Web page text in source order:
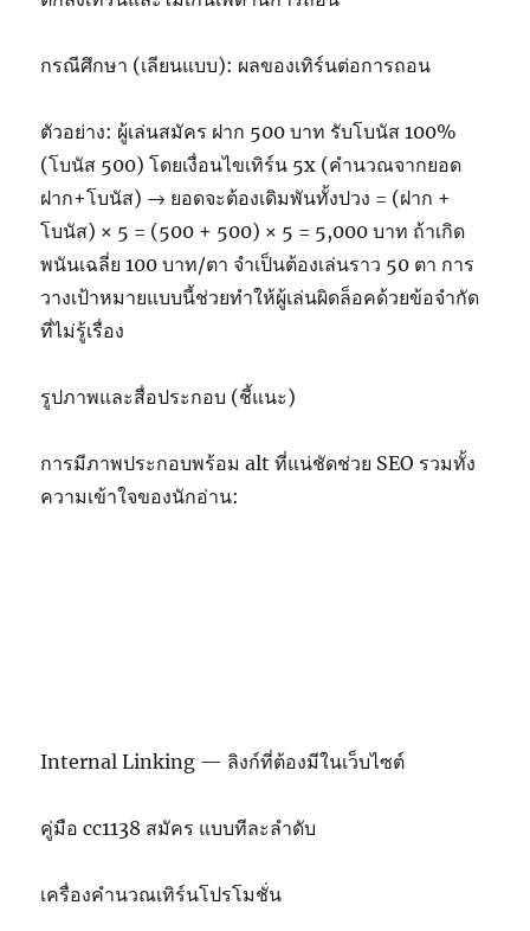
กรณีศึกษา (เลียนแบบ): ผลของเทิร์นต่อการถอน
ตัวอย่าง: ผู้เล่นสมัคร ฝาก 500 บาท รับโบนัส 100%
(โบนัส 500) โดยเงื่อนไขเทิร์น 5x (คำนวณจากยอด
ฝาก+โบนัส) → ยอดจะต้องเดิมพันทั้งปวง = (ฝาก +
โบนัส) × 5 = (500 + 500) × 5 = 5,000 บาท ถ้าเกิด
พนันเฉลี่ย 100 บาท/ตา จำเป็นต้องเล่นราว 50 ตา การ
วางเป้าหมายแบบนี้ช่วยทำให้ผู้เล่นผิดล็อคด้วยข้อจำกัด
ที่ไม่รู้เรื่อง
รูปภาพและสื่อประกอบ (ชี้แนะ)
การมีภาพประกอบพร้อม alt ที่แน่ชัดช่วย SEO รวมทั้ง
ความเข้าใจของนักอ่าน:
Internal Linking — ลิงก์ที่ต้องมีในเว็บไซต์
คู่มือ cc1138 สมัคร แบบทีละลำดับ
เครื่องคำนวณเทิร์นโปรโมชั่น